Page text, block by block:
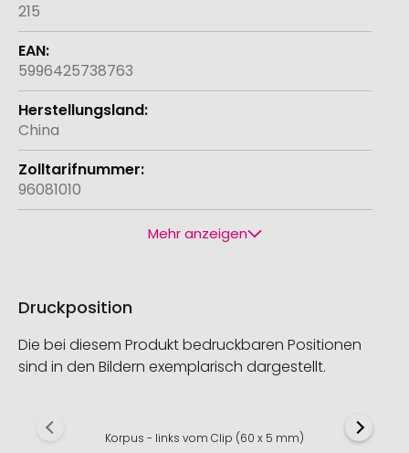
215
5996425738763
China
96081010
Mehr anzeigen
Druckposition
Die bei diesem Produkt bedruckbaren Positionen
sind in den Bildern exemplarisch dargestellt.
Korpus - links vom Clip (60 x 5 mm)